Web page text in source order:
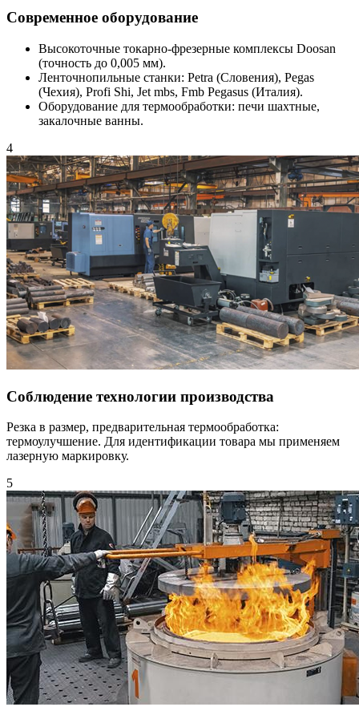
Современное оборудование
Высокоточные токарно-фрезерные комплексы Doosan
(точность до 0,005 мм).
Ленточнопильные станки: Petra (Словения), Pegas
(Чехия), Profi Shi, Jet mbs, Fmb Pegasus (Италия).
Оборудование для термообработки: печи шахтные,
закалочные ванны.
4
Соблюдение технологии производства
Резка в размер, предварительная термообработка:
термоулучшение. Для идентификации товара мы применяем
лазерную маркировку.
5